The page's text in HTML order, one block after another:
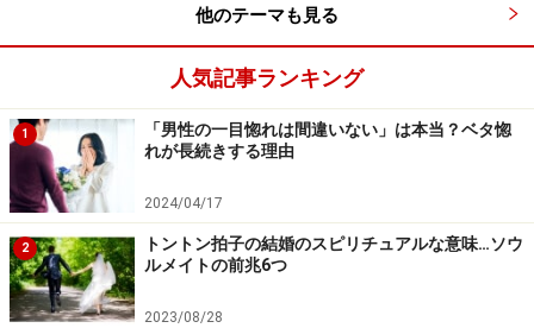
20代でも30代でも、付き合う前でも付き合ってからで
も、多くの女性が苦しんでいるのが「彼から連絡が来な
い」という悩み。「なかなか連絡をくれない男性」とう
まく付き合い、良い恋愛を育てるために、どんな心構え
が必要？ また、もし彼を変えたいなら、付き合った初
期に手を打つべきだとか……。
リンク： 連絡をくれない男の本音 [恋愛] All About
他のテーマも見る
人気記事ランキング
1
「男性の一目惚れは間違いない」は本当？ベタ惚
れが長続きする理由
2024/04/17
2
トントン拍子の結婚のスピリチュアルな意味…ソウ
ルメイトの前兆6つ
2023/08/28